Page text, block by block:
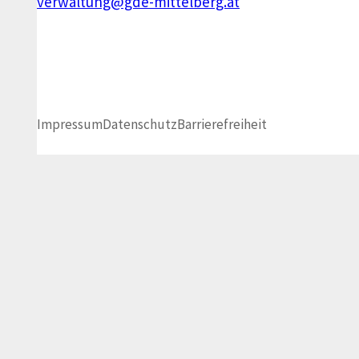
ImpressumDatenschutzBarrierefreiheit